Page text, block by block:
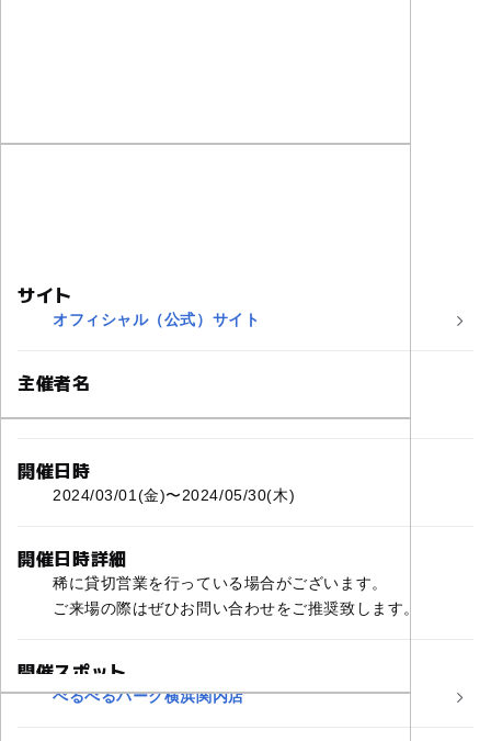
サイト
オフィシャル（公式）サイト
主催者名
開催日時
2024/03/01(金)〜2024/05/30(木)
開催日時詳細
稀に貸切営業を行っている場合がございます。
ご来場の際はぜひお問い合わせをご推奨致します。
開催スポット
べるべるパーク横浜関内店